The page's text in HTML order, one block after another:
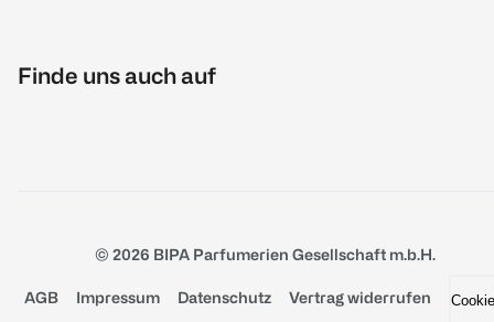
Finde uns auch auf
© 2026 BIPA Parfumerien Gesellschaft m.b.H.
AGB Impressum Datenschutz Vertrag widerrufen